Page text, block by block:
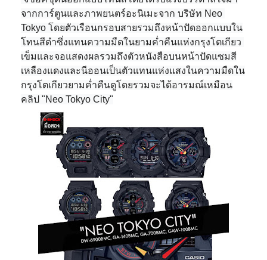
จากการ์ตูนและภาพยนตร์อะนิเมะจาก บริษัท Neo
Tokyo โดยตัวเรือนกรอบสายรวมถึงหน้าปัดออกแบบใน
โทนสีดำซึ่งแทนความมืดในยามค่ำคืนแห่งกรุงโตเกียว
เข็มและจอแสดงผลรวมถึงตัวหนังสือบนหน้าปัดแซมสี
เหลืองแดงและนีออนเป็นตัวแทนแห่งแสงในความมืดใน
กรุงโตเกียวยามค่ำคืนดูโดยรวมจะได้อารมณ์เหมือน
คลิป "Neo Tokyo City"